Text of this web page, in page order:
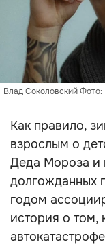
Влад Соколовский
Как правило,
взрослым о
Деда Мороза и
долгожданных
годом
история о том,